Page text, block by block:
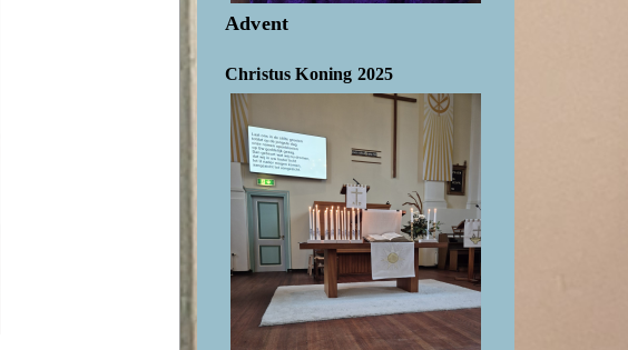
Advent
Christus Koning 2025